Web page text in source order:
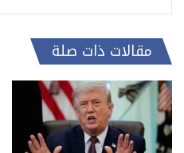
مقالات ذات صلة